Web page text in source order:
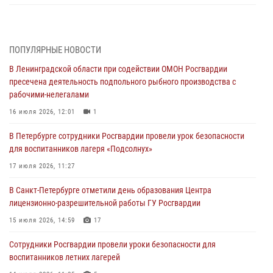
03 августа 2026, 10:15 1
Сотрудники ГУ Росгвардии приняли участие в чемпионатах Северо-
Западного округа войск национальной гвардии РФ по спортивному и
боевому самбо
03 августа 2026, 10:07
В Ленобласти сотрудники ОМОН Росгвардии оказали содействие
полиции в проведении профилактического мероприятия
03 августа 2026, 09:16
В Петербурге сотрудники Росгвардии обеспечили правопорядок в
День Воздушно-десантных войск
02 августа 2026, 19:30 10
Сотрудники Росгвардии на Пушкинской улице задержали двух
граждан, подозреваемых в попытке поджога одного из баров в
ПОПУЛЯРНЫЕ НОВОСТИ
В Ленинградской области при содействии ОМОН Росгвардии
пресечена деятельность подпольного рыбного производства с
рабочими-нелегалами
16 июля 2026, 12:01 1
В Петербурге сотрудники Росгвардии провели урок безопасности
для воспитанников лагеря «Подсолнух»
17 июля 2026, 11:27
В Санкт-Петербурге отметили день образования Центра
лицензионно-разрешительной работы ГУ Росгвардии
15 июля 2026, 14:59 17
Сотрудники Росгвардии провели уроки безопасности для
воспитанников летних лагерей